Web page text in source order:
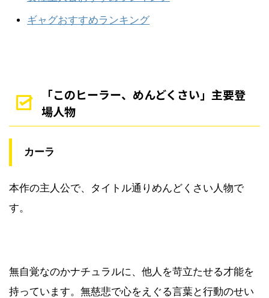
ギャグおすすめランキング
「このヒーラー、めんどくさい」主要登
場人物
カーラ
本作の主人公で、タイトル通りめんどくさい人物で
す。
無自覚なのかナチュラルに、他人を苛立たせる才能を
持っています。無慈悲で心をえぐる言葉と行動のせい